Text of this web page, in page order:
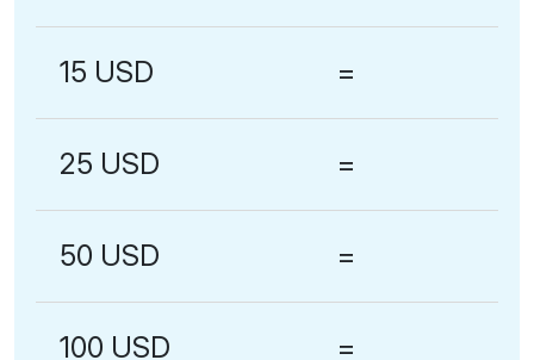
15 USD =
25 USD =
50 USD =
100 USD =